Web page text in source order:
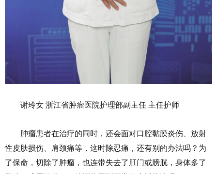
谢玲女 浙江省肿瘤医院护理部副主任 主任护师
肿瘤患者在治疗的同时，还会面对口腔黏膜炎伤、放射
性皮肤损伤、肩颈痛等，这时除忍痛，还有别的办法吗？为
了保命，切除了肿瘤，也连带失去了肛门或膀胱，身体多了